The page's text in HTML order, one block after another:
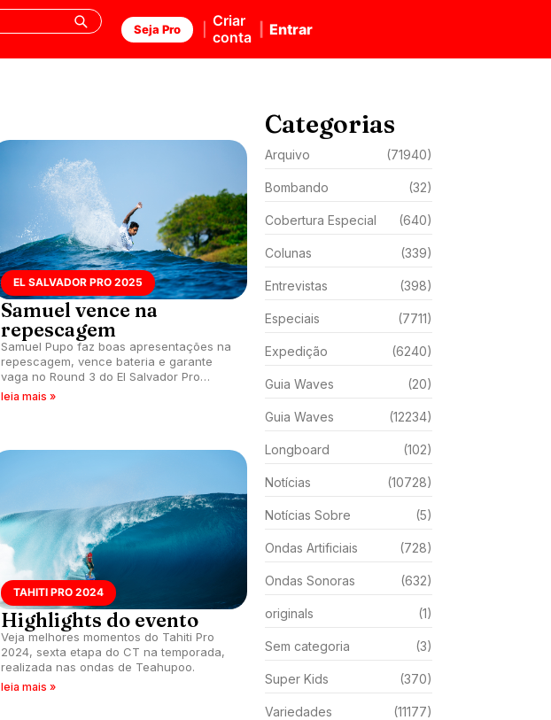
Seja Pro
Criar
conta
Entrar
EL SALVADOR PRO 2025
Samuel vence na
repescagem
Samuel Pupo faz boas apresentações na
repescagem, vence bateria e garante
vaga no Round 3 do El Salvador Pro
2025. Próximo adversário é Yago Dora.
leia mais »
TAHITI PRO 2024
Highlights do evento
Veja melhores momentos do Tahiti Pro
2024, sexta etapa do CT na temporada,
realizada nas ondas de Teahupoo.
leia mais »
Categorias
Arquivo (71940)
Bombando (32)
Cobertura Especial (640)
Colunas (339)
Entrevistas (398)
Especiais (7711)
Expedição (6240)
Guia Waves (20)
Guia Waves (12234)
Longboard (102)
Notícias (10728)
Notícias Sobre (5)
Ondas Artificiais (728)
Ondas Sonoras (632)
originals (1)
Sem categoria (3)
Super Kids (370)
Variedades (11177)